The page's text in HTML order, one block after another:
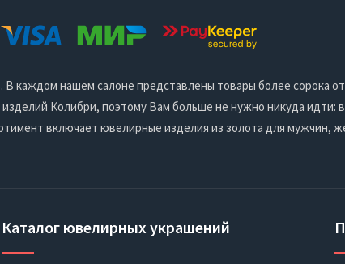
В каждом нашем салоне представлены товары более сорока
Колибри, поэтому Вам больше не нужно никуда идти:
включает ювелирные изделия из золота для мужчин,
Каталог ювелирных украшений